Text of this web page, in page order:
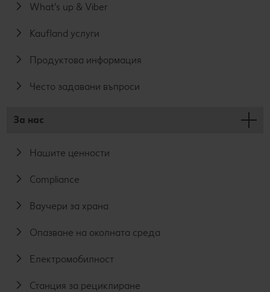
What's up & Viber
Kaufland услуги
Продуктова информация
Често задавани въпроси
За нас
Нашите ценности
Compliance
Ваучери за храна
Опазване на околната среда
Електромобилност
Станция за рециклиране